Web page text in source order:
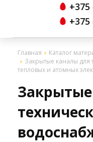
+375
+375
Главная Каталог
Закрытые каналы для
тепловых и атомных